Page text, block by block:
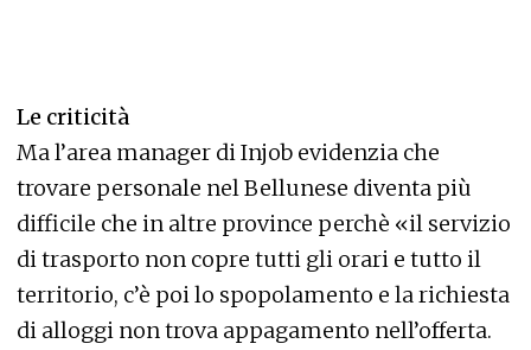
Le criticità
Ma l’area manager di Injob evidenzia che
trovare personale nel Bellunese diventa più
difficile che in altre province perchè «il servizio
di trasporto non copre tutti gli orari e tutto il
territorio, c’è poi lo spopolamento e la richiesta
di alloggi non trova appagamento nell’offerta.